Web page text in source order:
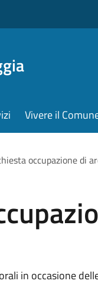
Vivere il
occupazione di
in occasione